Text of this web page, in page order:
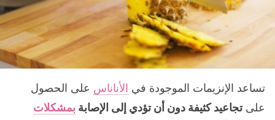
تساعد الإنزيمات الموجودة في الأناناس على الحصول
علىتجاعيد كثيفة دون أن تؤدي إلى الإصابة بمشكلات